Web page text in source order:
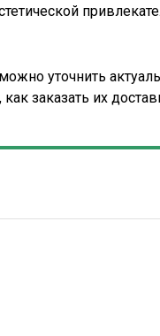
уточнить
заказать их